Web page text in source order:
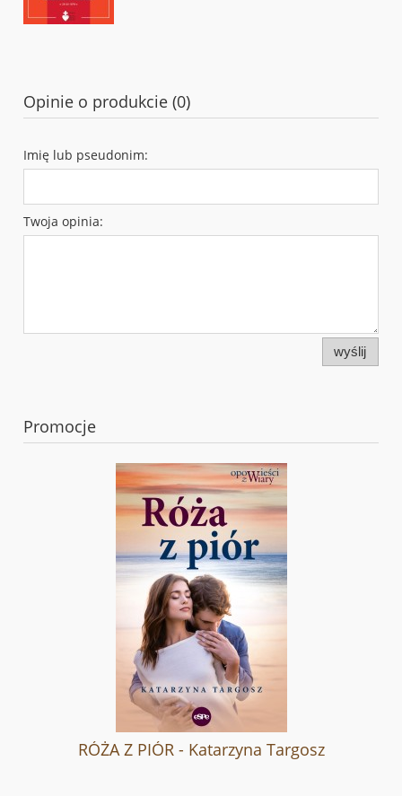
Opinie o produkcie (0)
Imię lub pseudonim:
Twoja opinia:
wyślij
Promocje
RÓŻA Z PIÓR - Katarzyna Targosz